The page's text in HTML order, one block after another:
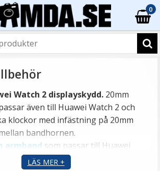
0
Watch 2 displayskydd. 20mm
även till Huawei Watch 2 och
klockor med infästning på 20mm
bandhornen.
armband som passar till Huawei
LÄS MER +